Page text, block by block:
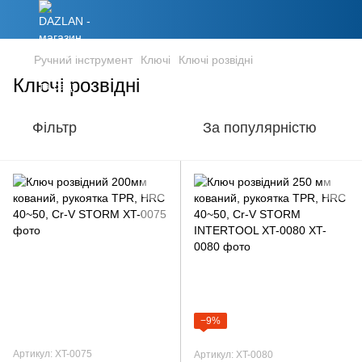
Ручний інструмент Ключі Ключі розвідні
Ключі розвідні
Фільтр За популярністю
Артикул: XT-0075
−9%
Артикул: XT-0080